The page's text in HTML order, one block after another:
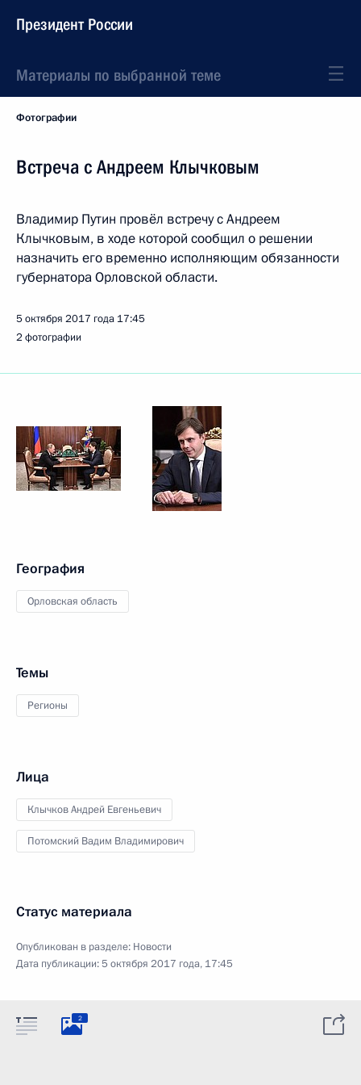
Президент России
Материалы по выбранной теме
Фотографии
Встреча с Андреем Клычковым
Владимир Путин провёл встречу с Андреем
Клычковым, в ходе которой сообщил о решении
назначить его временно исполняющим обязанности
губернатора Орловской области.
5 октября 2017 года 17:45
2 фотографии
География
Орловская область
Темы
Регионы
Лица
Клычков Андрей Евгеньевич
Потомский Вадим Владимирович
Статус материала
Опубликован в разделе: Новости
Дата публикации:5 октября 2017 года, 17:45
2